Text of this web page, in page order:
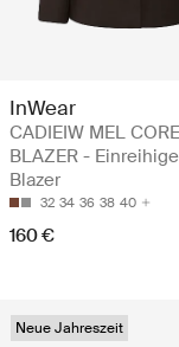
InWear
CADIEIW MEL CORE
BLAZER - Einreihige
Blazer
32 34 36 38 40
160 €
Neue Jahreszeit